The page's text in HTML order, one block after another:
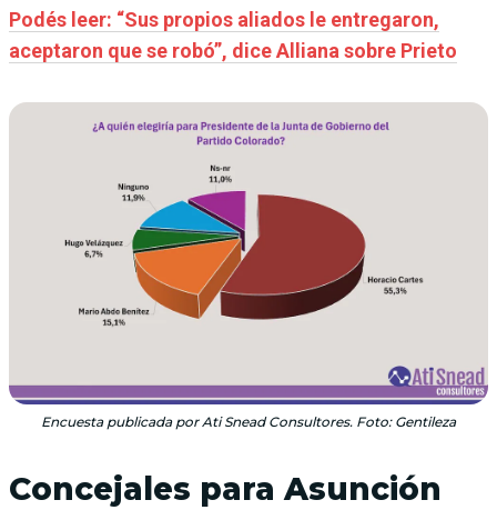
Podés leer: “Sus propios aliados le entregaron,
aceptaron que se robó”, dice Alliana sobre Prieto
Encuesta publicada por Ati Snead Consultores. Foto: Gentileza
Concejales para Asunción